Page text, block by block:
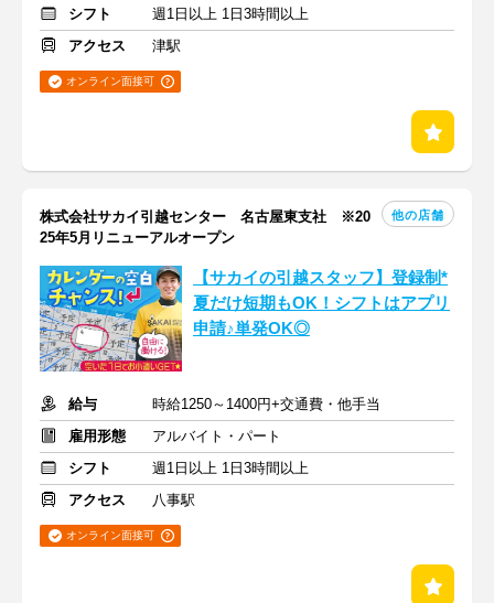
シフト
週1日以上 1日3時間以上
アクセス
津駅
オンライン面接可
株式会社サカイ引越センター 名古屋東支社 ※20
25年5月リニューアルオープン
他の店舗
【サカイの引越スタッフ】登録制*
夏だけ短期もOK！シフトはアプリ
申請♪単発OK◎
給与
時給1250～1400円+交通費・他手当
雇用形態
アルバイト・パート
シフト
週1日以上 1日3時間以上
アクセス
八事駅
オンライン面接可